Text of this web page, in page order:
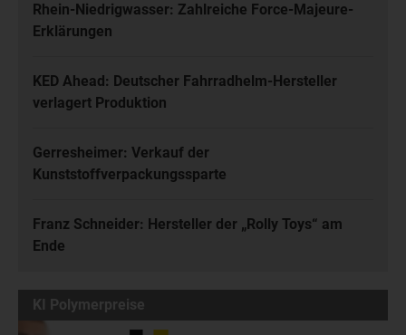
Rhein-Niedrigwasser: Zahlreiche Force-Majeure-
Erklärungen
KED Ahead: Deutscher Fahrradhelm-Hersteller
verlagert Produktion
Gerresheimer: Verkauf der
Kunststoffverpackungssparte
Franz Schneider: Hersteller der „Rolly Toys“ am
Ende
KI Polymerpreise